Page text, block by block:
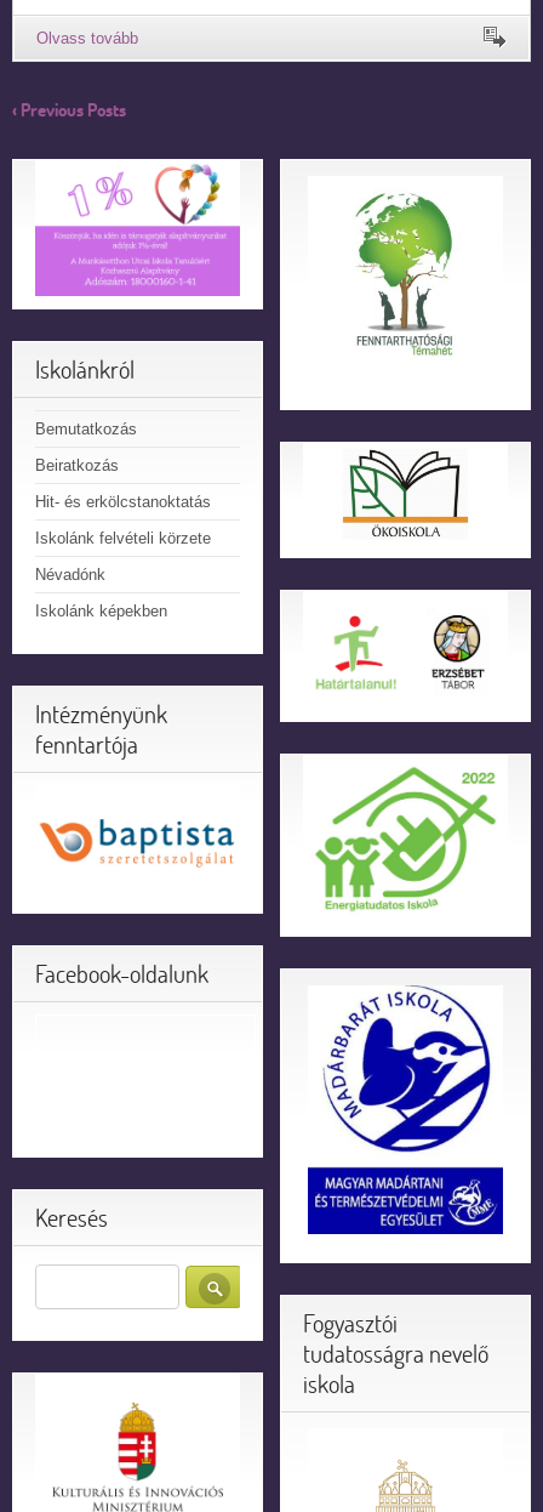
‹ Previous Posts
Iskolánkról
Bemutatkozás
Beiratkozás
Hit- és erkölcstanoktatás
Iskolánk felvételi körzete
Névadónk
Iskolánk képekben
Intézményünk
fenntartója
Facebook-oldalunk
Keresés
Fogyasztói
tudatosságra nevelő
iskola